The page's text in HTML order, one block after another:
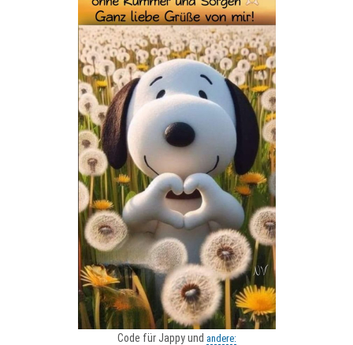
Code für Jappy und andere: